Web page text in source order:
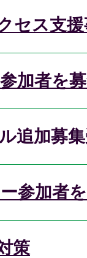
セス支
加者を
追加募
参加者
策